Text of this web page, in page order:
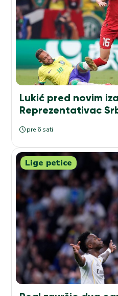
Lukić pred novim
Reprezentativac
pre 6 sati
Lige petice